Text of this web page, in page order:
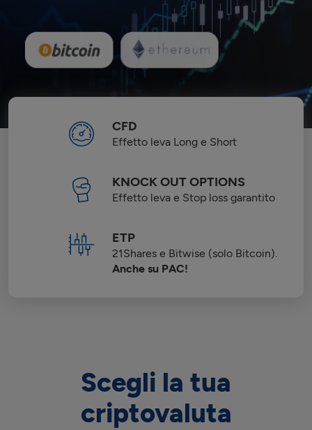
CFD
Effetto leva Long e Short
KNOCK OUT OPTIONS
Effetto leva e Stop loss garantito
ETP
21Shares e Bitwise (solo Bitcoin).
Anche su PAC!
Scegli la tua
criptovaluta